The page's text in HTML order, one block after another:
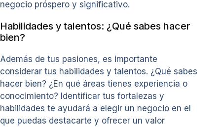
negocio próspero y significativo.
Habilidades y talentos: ¿Qué sabes hacer
bien?
Además de tus pasiones, es importante
considerar tus habilidades y talentos. ¿Qué sabes
hacer bien? ¿En qué áreas tienes experiencia o
conocimiento? Identificar tus fortalezas y
habilidades te ayudará a elegir un negocio en el
que puedas destacarte y ofrecer un valor